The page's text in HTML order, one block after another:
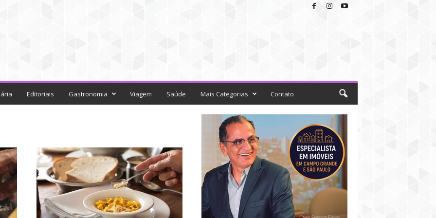
Editoriais Gastronomia Viagem Saúde Mais Categorias Contato